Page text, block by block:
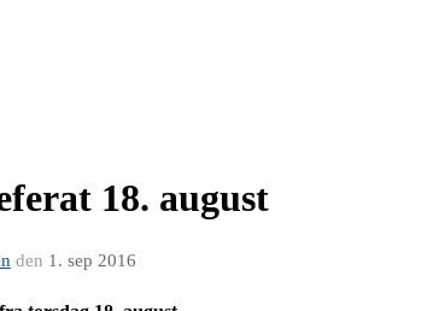
18. august
den 1. sep 2016